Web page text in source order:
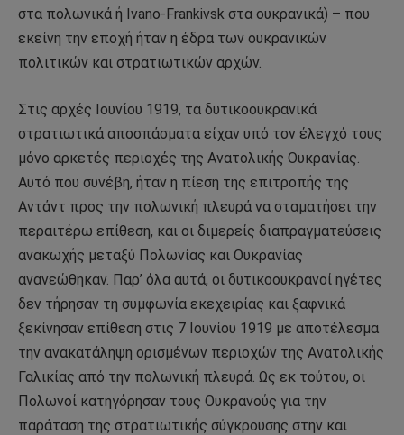
στα πολωνικά ή Ivano-Frankivsk στα ουκρανικά) – που
εκείνη την εποχή ήταν η έδρα των ουκρανικών
πολιτικών και στρατιωτικών αρχών.
Στις αρχές Ιουνίου 1919, τα δυτικοουκρανικά
στρατιωτικά αποσπάσματα είχαν υπό τον έλεγχό τους
μόνο αρκετές περιοχές της Ανατολικής Ουκρανίας.
Αυτό που συνέβη, ήταν η πίεση της επιτροπής της
Αντάντ προς την πολωνική πλευρά να σταματήσει την
περαιτέρω επίθεση, και οι διμερείς διαπραγματεύσεις
ανακωχής μεταξύ Πολωνίας και Ουκρανίας
ανανεώθηκαν. Παρ’ όλα αυτά, οι δυτικοουκρανοί ηγέτες
δεν τήρησαν τη συμφωνία εκεχειρίας και ξαφνικά
ξεκίνησαν επίθεση στις 7 Ιουνίου 1919 με αποτέλεσμα
την ανακατάληψη ορισμένων περιοχών της Ανατολικής
Γαλικίας από την πολωνική πλευρά. Ως εκ τούτου, οι
Πολωνοί κατηγόρησαν τους Ουκρανούς για την
παράταση της στρατιωτικής σύγκρουσης στην και